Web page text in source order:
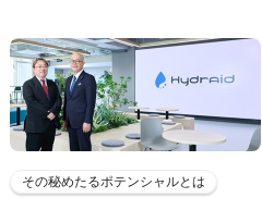
その秘めたるポテンシャルとは